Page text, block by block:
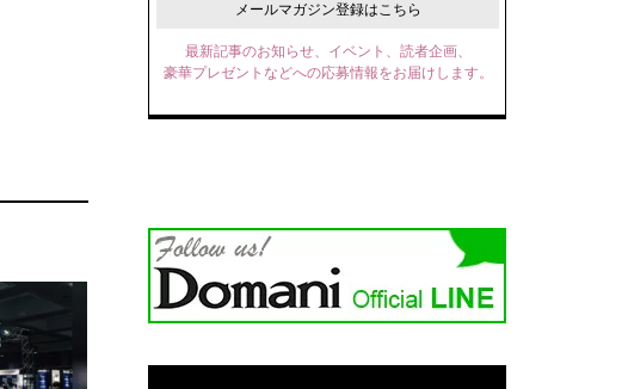
メールマガジン登録はこちら
最新記事のお知らせ、イベント、読者企画、
豪華プレゼントなどへの応募情報をお届けします。